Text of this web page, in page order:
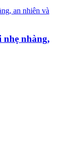
nhẹ nhàng,